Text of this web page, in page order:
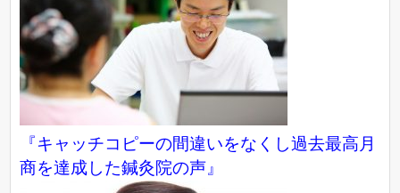
『キャッチコピーの間違いをなくし過去最高月
商を達成した鍼灸院の声』